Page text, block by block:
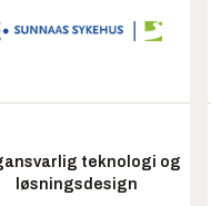
teknologi og
løsningsdesign